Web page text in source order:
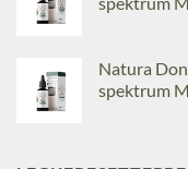
Natura
spektrum